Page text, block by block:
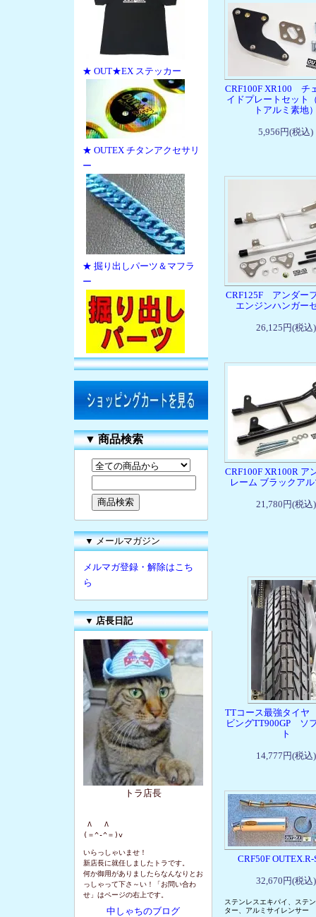
★ OUT★EX ステッカー
★ OUTEX チタンアクセサリ
ー
★ 掘り出しパーツ＆マフラ
ー
▼商品検索
▼ メールマガジン
メルマガ登録・解除はこち
ら
▼ 店長日記
トラ店長
Λ   Λ
(＝^-^＝)v
いらっしゃいませ！
新店長に就任しましたトラです。
何か御用がありましたらなんなりとお
っしゃって下さ～い！「お問い合わ
せ」はページの右上です。
中しゃちのブログ
CRF100F XR100 チ
イドプレートセット
トアルミ素地
5,956円(税込)
CRF125F アンダー
エンジンハンガー
26,125円(税込)
CRF100F XR100R ア
レーム ブラックア
21,780円(税込)
TTコース最強タイ
ビングTT900GP ソ
ト
14,777円(税込)
CRF50F
32,670円(税込)
ステンレスエキパイ、ステ
ター、アルミサイレンサー